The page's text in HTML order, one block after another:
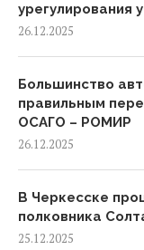
урегулирования
26.12.2025
Большинство
правильным
ОСАГО – РОМИР
26.12.2025
В Черкесске
полковника
25.12.2025